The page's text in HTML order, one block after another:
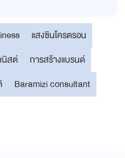
แสงซินโครตรอน
สต์
การสร้างแบรนด์
Baramizi consultant